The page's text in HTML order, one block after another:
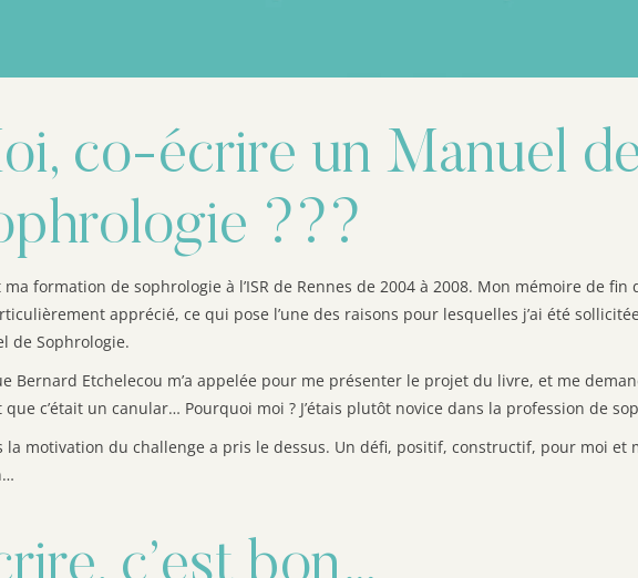
co-écrire un Manuel
???
ma formation de sophrologie à l’ISR de Rennes de 2004 à 2008. Mon mémoire de
apprécié, ce qui pose l’une des raisons pour lesquelles j’ai été
de Sophrologie.
Bernard Etchelecou m’a appelée pour me présenter le projet du livre, et me
c’était un canular… Pourquoi moi ? J’étais plutôt novice dans la profession de
la motivation du challenge a pris le dessus. Un défi, positif, constructif, pour moi et